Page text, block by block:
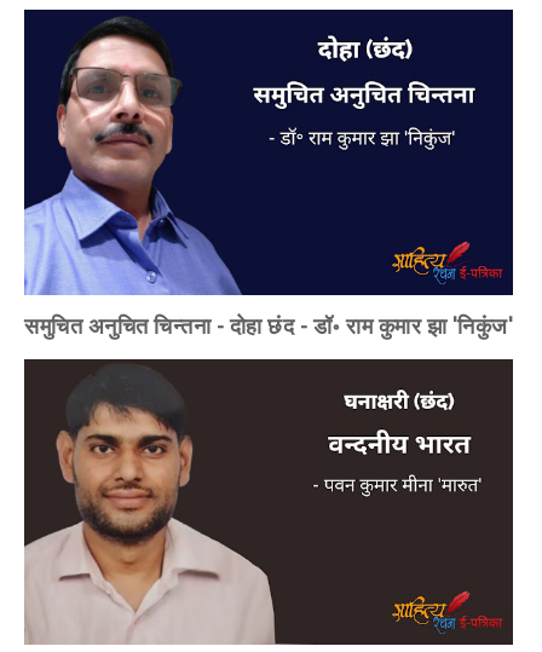
समुचित अनुचित चिन्तना - दोहा छंद - डॉ॰ राम कुमार झा 'निकुंज'